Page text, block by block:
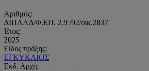
Αριθμός:
ΔΙΠΑΑΔ/Φ.ΕΠ. 2.9 /92/οικ.2837
Έτος:
2025
Είδος πράξης:
ΕΓΚΥΚΛΙΟΣ
Εκδ. Αρχή: